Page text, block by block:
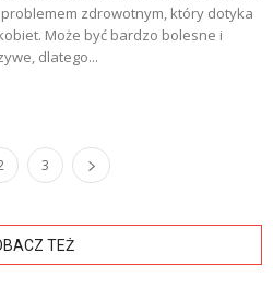
zdrowotnym, który dotyka
Może być bardzo bolesne i
dlatego...
3
TEŻ